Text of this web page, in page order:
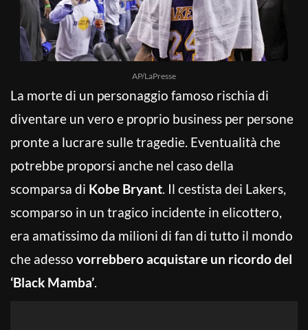
AP/LaPresse
La morte di un personaggio famoso rischia di
diventare un vero e proprio business per persone
pronte a lucrare sulle tragedie. Eventualità che
potrebbe proporsi anche nel caso della
scomparsa di Kobe Bryant. Il cestista dei Lakers,
scomparso in un tragico incidente in elicottero,
era amatissimo da milioni di fan di tutto il mondo
che adesso vorrebbero acquistare un ricordo del
‘Black Mamba’.